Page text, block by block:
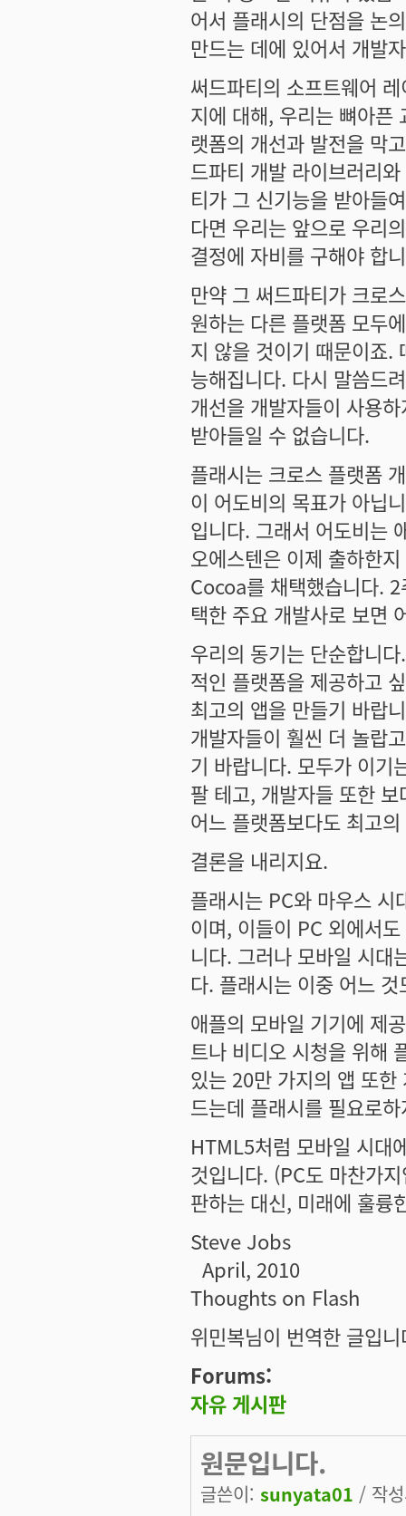
어서 플래시의 단점을 논
만드는 데에 있어서 개발
써드파티의 소프트웨어
지에 대해, 우리는 뼈아픈
랫폼의 개선과 발전을 막
드파티 개발 라이브러리
티가 그 신기능을 받아들
다면 우리는 앞으로 우리
결정에 자비를 구해야 합
만약 그 써드파티가 크로
원하는 다른 플랫폼 모두
지 않을 것이기 때문이죠.
능해집니다. 다시 말씀드
개선을 개발자들이 사용
받아들일 수 없습니다.
플래시는 크로스 플랫폼
이 어도비의 목표가 아닙
입니다. 그래서 어도비는
오에스텐은 이제 출하한
Cocoa를 채택했습니다.
택한 주요 개발사로 보면
우리의 동기는 단순합니
적인 플랫폼을 제공하고
최고의 앱을 만들기 바랍
개발자들이 훨씬 더 놀랍
기 바랍니다. 모두가 이기
팔 테고, 개발자들 또한
어느 플랫폼보다도 최고
결론을 내리지요.
플래시는 PC와 마우스 시
이며, 이들이 PC 외에서
니다. 그러나 모바일 시대
다. 플래시는 이중 어느
애플의 모바일 기기에 제
트나 비디오 시청을 위해
있는 20만 가지의 앱 또
드는데 플래시를 필요로
HTML5처럼 모바일 시대
것입니다. (PC도 마찬가
판하는 대신, 미래에 훌륭
Steve Jobs
April, 2010
Thoughts on Flash
위민복님이 번역한 글입
Forums:
자유 게시판
원문입니다.
글쓴이: sunyata01 / 작